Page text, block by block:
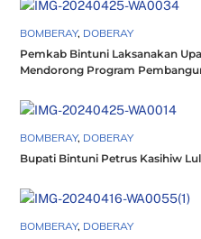
BOMBERAY, DOBERAY
Pemkab Bintuni Laksanakan
Mendorong Program
BOMBERAY, DOBERAY
Bupati Bintuni Petrus Kasihiw
BOMBERAY, DOBERAY